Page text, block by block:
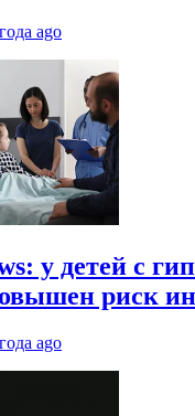
ago
у детей с
риск
ago